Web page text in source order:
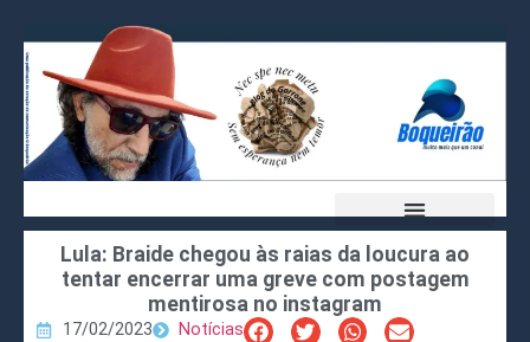
Lula: Braide chegou às raias da loucura ao
tentar encerrar uma greve com postagem
mentirosa no instagram
17/02/2023 Notícias